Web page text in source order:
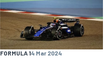
FORMULA 14 Mar 2024